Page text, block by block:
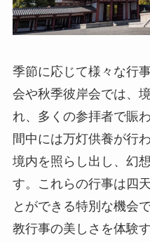
季節に応じて様々な行
会や秋季彼岸会では、
れ、多くの参拝者で賑
間中には万灯供養が行
境内を照らし出し、幻
す。これらの行事は四
とができる特別な機会
教行事の美しさを体験